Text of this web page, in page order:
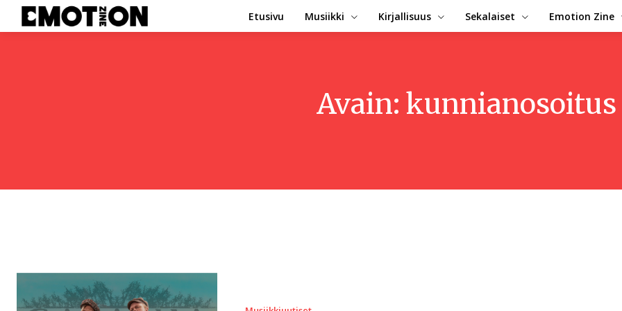
Etusivu Musiikki Kirjallisuus Sekalaiset Emotion Zine
Avain: kunnianosoitus